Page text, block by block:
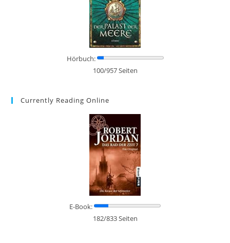
Hörbuch:
100/957 Seiten
Currently Reading Online
E-Book:
182/833 Seiten